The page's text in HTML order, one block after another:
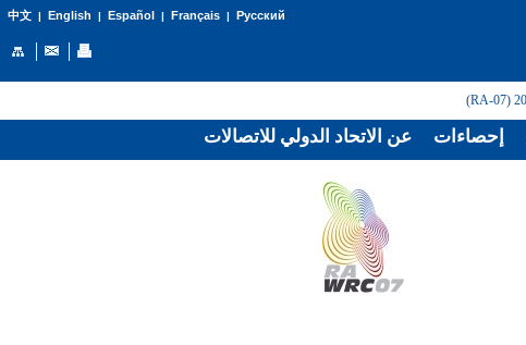
中文| English | Español | Français| Русский
عن الاتحاد الدولي للاتصالات إحصاءات